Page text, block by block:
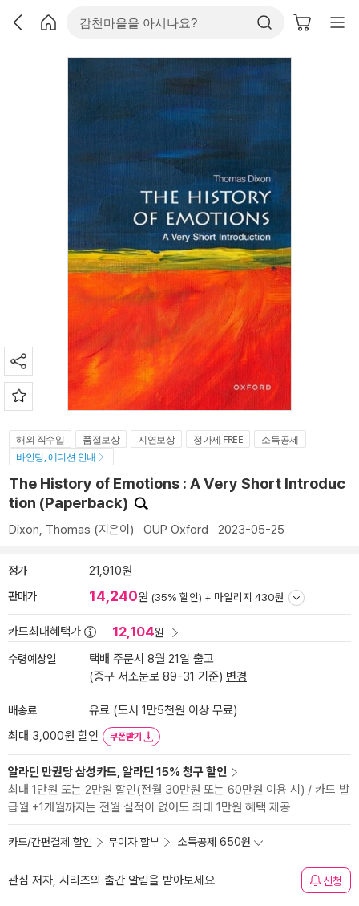
해외 직수입 품절보상 지연보상 정가제 FREE
소득공제
바인딩, 에디션 안내
The History of Emotions : A Very Short Introduc
tion (Paperback)
Dixon, Thomas (지은이) OUP Oxford 2023-05-25
정가 21,910원
판매가 14,240원 (35% 할인) + 마일리지 430원
카드최대혜택가 12,104원
수령예상일
택배 주문시 8월 21일 출고
(중구 서소문로 89-31 기준) 변경
배송료
유료 (도서 1만5천원 이상 무료)
최대 3,000원 할인
쿠폰받기
알라딘 만권당 삼성카드, 알라딘 15% 청구 할인
최대 1만원 또는 2만원 할인(전월 30만원 또는 60만원 이용 시) / 카드 발
급월 +1개월까지는 전월 실적이 없어도 최대 1만원 혜택 제공
카드/간편결제 할인 무이자 할부 소득공제 650원
관심 저자, 시리즈의 출간 알림을 받아보세요 신청